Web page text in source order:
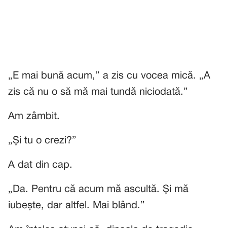
„E mai bună acum,” a zis cu vocea mică. „A
zis că nu o să mă mai tundă niciodată.”
Am zâmbit.
„Și tu o crezi?”
A dat din cap.
„Da. Pentru că acum mă ascultă. Și mă
iubește, dar altfel. Mai blând.”